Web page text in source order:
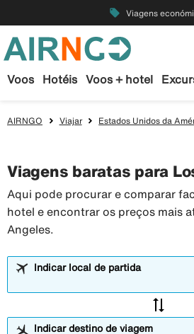
local_offer Viagens
Voos Hotéis Voos + hotel
AIRNGO Viajar Estados Unidos da
Viagens baratas para
Aqui pode procurar e comparar
hotel e encontrar os preços mais
Angeles.
Indicar local de partida
sync_alt
Indicar destino de viagem